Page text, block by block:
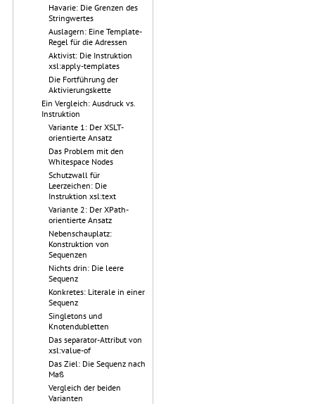
Havarie: Die Grenzen des
Stringwertes
Auslagern: Eine Template-
Regel für die Adressen
Aktivist: Die Instruktion
xsl:apply-templates
Die Fortführung der
Aktivierungskette
Ein Vergleich: Ausdruck vs.
Instruktion
Variante 1: Der XSLT-
orientierte Ansatz
Das Problem mit den
Whitespace Nodes
Schutzwall für
Leerzeichen: Die
Instruktion xsl:text
Variante 2: Der XPath-
orientierte Ansatz
Nebenschauplatz:
Konstruktion von
Sequenzen
Nichts drin: Die leere
Sequenz
Konkretes: Literale in einer
Sequenz
Singletons und
Knotendubletten
Das separator-Attribut von
xsl:value-of
Das Ziel: Die Sequenz nach
Maß
Vergleich der beiden
Varianten